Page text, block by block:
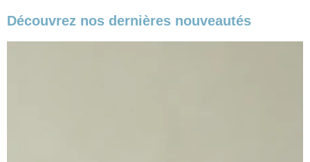
Découvrez nos dernières nouveautés